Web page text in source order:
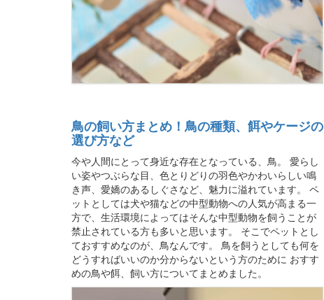
鳥の飼い方まとめ！鳥の種類、餌やケージの
選び方など
今や人間にとって身近な存在となっている、鳥。 愛らし
い姿やつぶらな目、色とりどりの羽色やかわいらしい鳴
き声、愛嬌のあるしぐさなど、魅力に溢れています。 ペ
ットとしては犬や猫などの中型動物への人気が高まる一
方で、生活環境によってはそんな中型動物を飼うことが
禁止されている方も多いと思います。 そこでペットとし
ておすすめなのが、鳥なんです。 鳥を飼うとしても何を
どうすればいいのか分からないという方のために おすす
めの鳥や餌、飼い方についてまとめました。